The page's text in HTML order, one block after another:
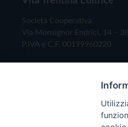
Società Cooperativa
Via Monsignor Endrici, 14 –
P.IVA e C.F. 00199960220